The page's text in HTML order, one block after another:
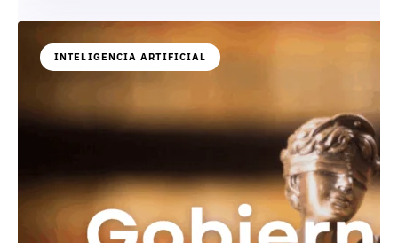
INTELIGENCIA ARTIFICIAL